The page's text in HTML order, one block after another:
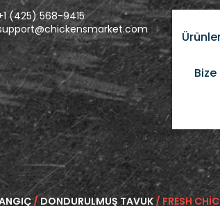
(425) 568-9415
Bize
/ DONDURULMUŞ TAVUK/ FRESH